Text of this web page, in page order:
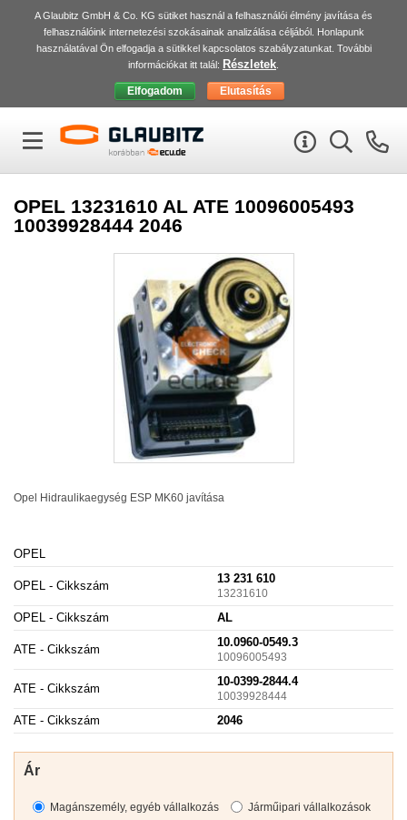
A Glaubitz GmbH & Co. KG sütiket használ a felhasználói élmény javítása és
felhasználóink internetezési szokásainak analizálása céljából. Honlapunk
használatával Ön elfogadja a sütikkel kapcsolatos szabályzatunkat. További
információkat itt talál: Részletek
OPEL 13231610 AL ATE 10096005493
10039928444 2046
Opel Hidraulikaegység ESP MK60 javítása
OPEL
OPEL - Cikkszám
13 231 610
13231610
OPEL - Cikkszám AL
ATE - Cikkszám
10.0960-0549.3
10096005493
ATE - Cikkszám
10-0399-2844.4
10039928444
ATE - Cikkszám 2046
Ár
Magánszemély, egyéb vállalkozás Járműipari vállalkozások